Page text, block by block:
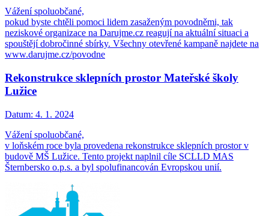
Vážení spoluobčané,
pokud byste chtěli pomoci lidem zasaženým povodněmi, tak
neziskové organizace na Darujme.cz reagují na aktuální situaci a
spouštějí dobročinné sbírky. Všechny otevřené kampaně najdete na
www.darujme.cz/povodne
Rekonstrukce sklepních prostor Mateřské školy
Lužice
Datum: 4. 1. 2024
Vážení spoluobčané,
v loňském roce byla provedena rekonstrukce sklepních prostor v
budově MŠ Lužice. Tento projekt naplnil cíle SCLLD MAS
Šternbersko o.p.s. a byl spolufinancován Evropskou unií.